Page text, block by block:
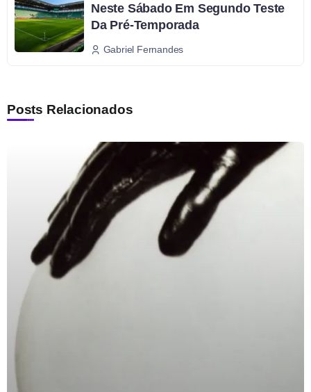
Neste Sábado Em Segundo Teste
Da Pré-Temporada
Gabriel Fernandes
Posts Relacionados